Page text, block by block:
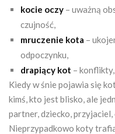
kocie oczy – uważną
czujność,
mruczenie kota –
odpoczynku,
drapiący kot –
Kiedy w śnie pojawia się
kimś, kto jest blisko, ale
partner, dziecko, przyjaciel,
Nieprzypadkowo koty